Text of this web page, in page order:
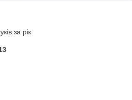
за рік